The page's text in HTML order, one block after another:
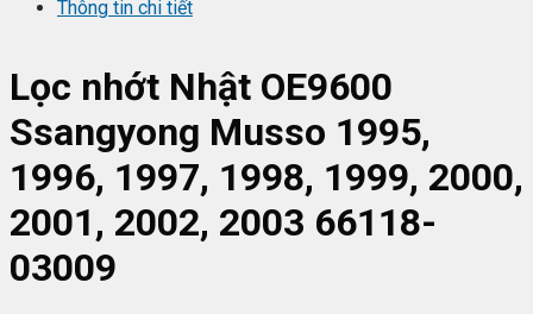
Thông tin chi tiết
Lọc nhớt Nhật OE9600
Ssangyong Musso 1995,
1996, 1997, 1998, 1999, 2000,
2001, 2002, 2003 66118-
03009